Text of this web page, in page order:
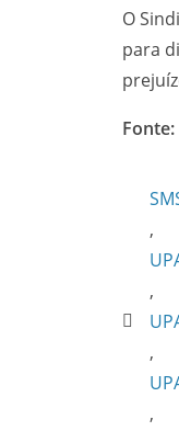
O
para
,
,
,
,